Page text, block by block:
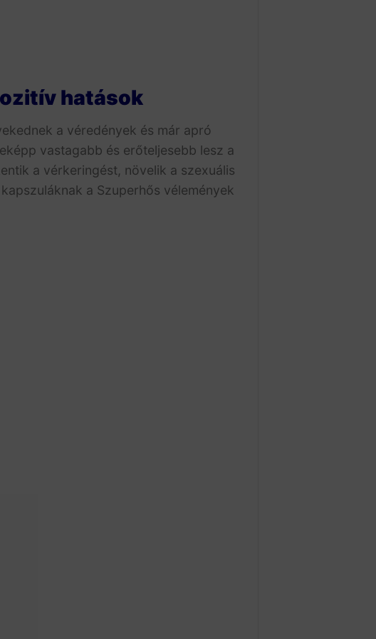
hatások
a véredények és már apró
vastagabb és erőteljesebb lesz a
a vérkeringést, növelik a szexuális
a Szuperhős vélemények